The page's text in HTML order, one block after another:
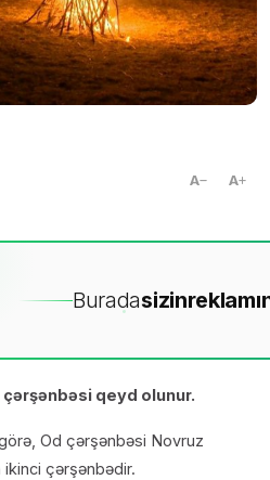
A A
Buradasizin
qeyd olunur.
Od çərşənbəsi Novruz
ikinci çərşənbədir.